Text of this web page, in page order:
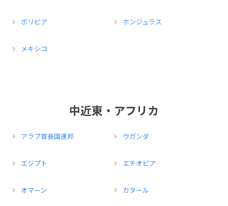
ボリビア ホンジュラス
メキシコ
中近東・アフリカ
アラブ首長国連邦 ウガンダ
エジプト エチオピア
オマーン カタール